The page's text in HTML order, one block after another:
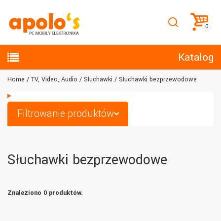
Katalog
Home TV, Video, Audio Słuchawki Słuchawki bezprzewodowe
Filtrowanie produktów
Słuchawki bezprzewodowe
Znaleziono 0 produktów.